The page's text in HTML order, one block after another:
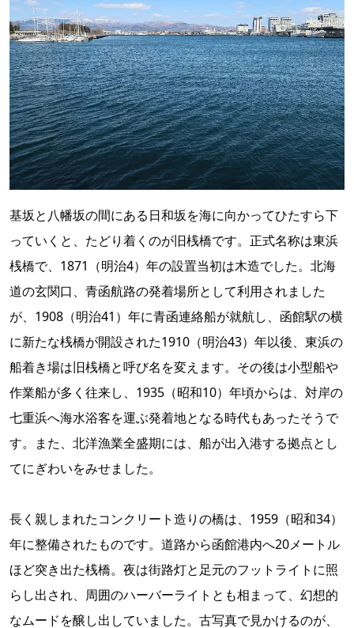
基坂と八幡坂の間にある日和坂を海に向かってひたすら下
っていくと、たどり着くのが旧桟橋です。正式名称は東浜
桟橋で、1871（明治4）年の設置当初は木造でした。北海
道の玄関口、青函航路の発着場所として利用されました
が、1908（明治41）年に青函連絡船が就航し、函館駅の横
に新たな桟橋が開設された1910（明治43）年以後、東浜の
船着き場は旧桟橋と呼び名を変えます。その後は小型船や
作業船が多く往来し、1935（昭和10）年頃からは、対岸の
七重浜へ海水浴客を運ぶ発着地となる時代もあったそうで
す。また、北洋漁業全盛期には、船が出入港する拠点とし
てにぎわいをみせました。
長く親しまれたコンクリート造りの橋は、1959（昭和34）
年に整備されたものです。道路から函館港内へ20メートル
ほど突き出た桟橋。夜は街路灯と足元のフットライトに照
らし出され、周囲のハーバーライトとも相まって、幻想的
なムードを醸し出していました。古写真で見かけるのが、